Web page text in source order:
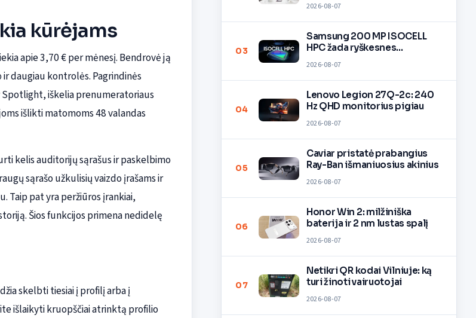
kūrėjams
apie 3,70 € per mėnesį. Bendrovė ją
daugiau kontrolės. Pagrindinės
iškelia prenumeratoriaus
išlikti matomoms 48 valandas
kelis auditorijų sąrašus ir paskelbimo
sąrašo užkulisių vaizdo įrašams ir
Taip pat yra peržiūros įrankiai,
Šios funkcijos primena nedidelę
skelbti tiesiai į profilį arba į
išlaikyti kruopščiai atrinktą profilio
2026-08-07
03
Samsung 200 MP ISOCELL
HPC žada ryškesnes
2026-08-07
04
Lenovo Legion 27Q-2c: 240
Hz QHD monitorius pigiau
2026-08-07
05
Caviar pristatė prabangius
Ray-Ban išmaniuosius akinius
2026-08-07
06
Honor Win 2: milžiniška
baterija ir 2 nm lustas spalį
2026-08-07
07
Netikri QR kodai Vilniuje: ką
turi žinoti vairuotojai
2026-08-07